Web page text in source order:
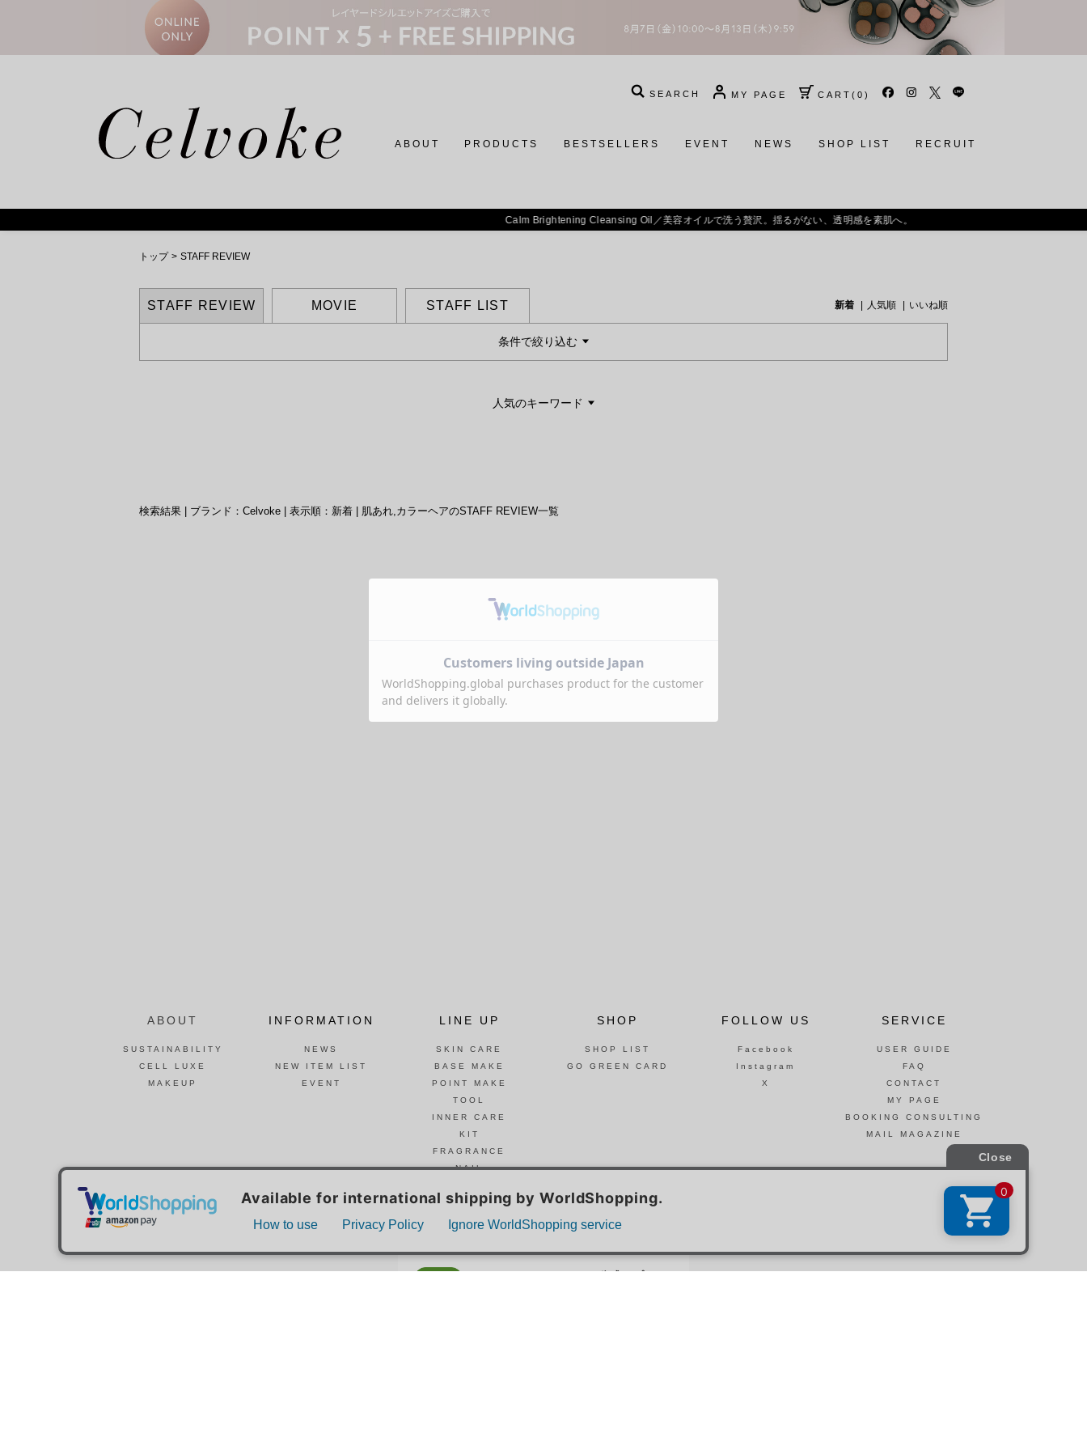
SEARCH MY PAGE CART ( 0 )
ABOUT PRODUCTS BESTSELLERS EVENT NEWS SHOP LIST RECRUIT
美容オイルで洗う贅沢。揺るがない、透明感を素肌へ。
トップ > STAFF REVIEW
STAFF REVIEW MOVIE STAFF LIST 新着 人気順 いいね順
条件で絞り込む
人気のキーワード
検索結果 | ブランド：Celvoke | 表示順：新着 | 肌あれ,カラーヘアのSTAFF REVIEW一覧
ABOUT
SUSTAINABILITY
CELL LUXE
MAKEUP
INFORMATION
NEWS
NEW ITEM LIST
EVENT
LINE UP
SKIN CARE
BASE MAKE
POINT MAKE
TOOL
INNER CARE
KIT
FRAGRANCE
NAIL
SHOP
SHOP LIST
GO GREEN CARD
FOLLOW US
Facebook
Instagram
X
SERVICE
USER GUIDE
FAQ
CONTACT
MY PAGE
BOOKING CONSULTING
MAIL MAGAZINE
© Celvoke